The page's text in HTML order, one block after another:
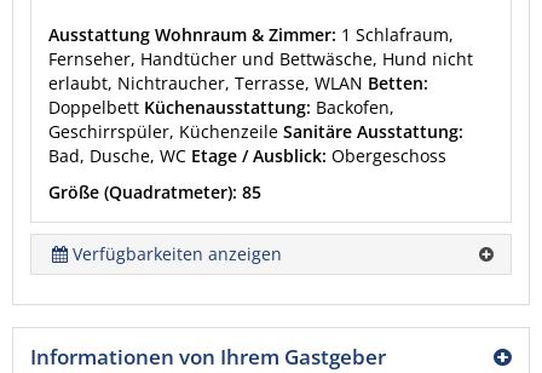
Ausstattung Wohnraum & Zimmer: 1 Schlafraum,
Fernseher, Handtücher und Bettwäsche, Hund nicht
erlaubt, Nichtraucher, Terrasse, WLAN Betten:
Doppelbett Küchenausstattung: Backofen,
Geschirrspüler, Küchenzeile Sanitäre Ausstattung:
Bad, Dusche, WC Etage / Ausblick: Obergeschoss
Größe (Quadratmeter): 85
Verfügbarkeiten anzeigen
Informationen von Ihrem Gastgeber